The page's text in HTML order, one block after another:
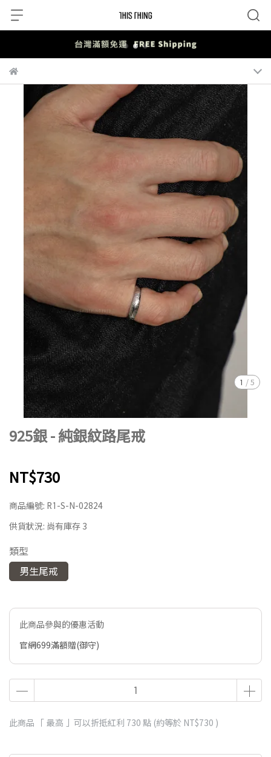
1 /5
925銀 - 純銀紋路尾戒
NT$730
商品編號: R1-S-N-02824
供貨狀況: 尚有庫存 3
類型
男生尾戒
此商品參與的優惠活動
官網699滿額贈(御守)
此商品 「 最高 」可以折抵紅利 730 點 (約等於 NT$730 )